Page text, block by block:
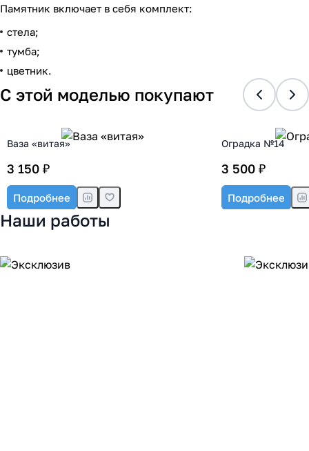
Памятник включает в себя комплект:
стела;
тумба;
цветник.
С этой моделью покупают
Ваза «витая»
3 150 ₽
Подробнее
Оградка №14
3 500 ₽
Подробнее
Наши работы